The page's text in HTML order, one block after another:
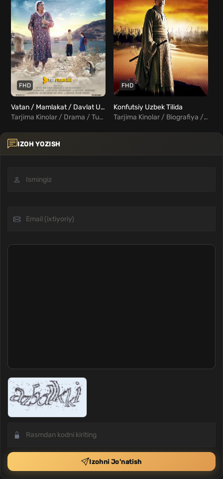
FHD
Vatan / Mamlakat / Davlat Uzbek tilida
Tarjima Kinolar / Drama / Turk Kinolar Uzbek Tilida
FHD
Konfutsiy Uzbek Tilida
Tarjima Kinolar / Biografiya / Drama / Tarixiy / Xorij Kinolar Uzbek Tilida
IZOH YOZISH
Izohni Jo'natish